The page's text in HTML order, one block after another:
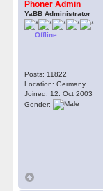
Phoner Admin
YaBB Administrator
Offline
Posts: 11822
Location: Germany
Joined: 12. Oct 2003
Gender: